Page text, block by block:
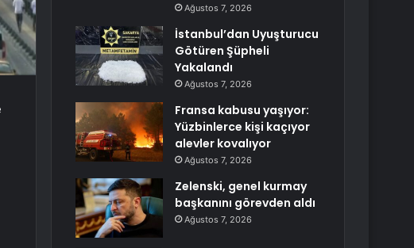
Ağustos 7, 2026
İstanbul’dan Uyuşturucu
Götüren Şüpheli
Yakalandı
Ağustos 7, 2026
Fransa kabusu yaşıyor:
Yüzbinlerce kişi kaçıyor
alevler kovalıyor
Ağustos 7, 2026
Zelenski, genel kurmay
başkanını görevden aldı
Ağustos 7, 2026